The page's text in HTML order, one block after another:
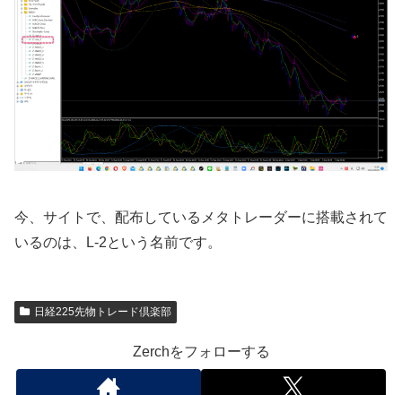
今、サイトで、配布しているメタトレーダーに搭載されて
いるのは、L-2という名前です。
日経225先物トレード倶楽部
Zerchをフォローする